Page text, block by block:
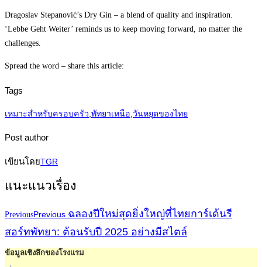
Dragoslav Stepanović’s Dry Gin – a blend of quality and inspiration.
‘Lebbe Geht Weiter’ reminds us to keep moving forward, no matter the
challenges.
Spread the word – share this article:
Tags
เหมาะสำหรับครอบครัว พัทยาเหนือ วันหยุดของไทย
Post author
เขียนโดยTGR
แนะแนวเรื่อง
PreviousPrevious ฉลองปีใหม่สุดยิ่งใหญ่ที่ไทยการ์เด้นรี
สอร์ทพัทยา: ต้อนรับปี 2025 อย่างมีสไตล์
ข้อมูลเชิงลึกของโรงแรม